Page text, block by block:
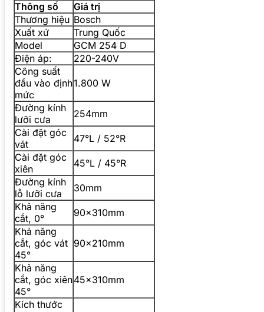
Thông số
Giá trị
Thương hiệu Bosch
Xuất xứ
Trung Quốc
Model
GCM 254 D
Điện áp:
220-240V
Công suất
đầu vào định
mức
1.800 W
Đường kính
lưỡi cưa
254mm
Cài đặt góc
vát
47°L / 52°R
Cài đặt góc
xiên
45°L / 45°R
Đường kính
lỗ lưỡi cưa
30mm
Khả năng
cắt, 0°
90x310mm
Khả năng
cắt, góc vát
45°
90x210mm
Khả năng
cắt, góc xiên
45°
45x310mm
Kích thước